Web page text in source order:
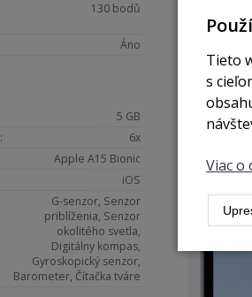
130 bodů
Áno
5 GB
6x
Apple A15 Bionic
iOS
G-senzor, Senzor
priblíženia, Senzor
okolitého svetla,
Digitálny kompas,
Gyroskopický senzor,
Barometer, Čítačka tváre
Splnený
Tieto
s
Viac o